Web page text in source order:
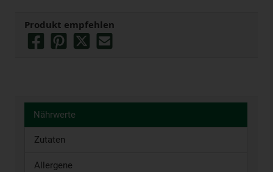
Produkt empfehlen
Nährwerte
Zutaten
Allergene